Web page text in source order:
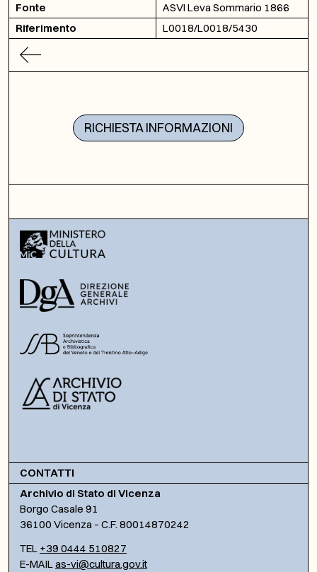
Fonte
ASVI Leva Sommario 1866
Riferimento
L0018/L0018/5430
RICHIESTA INFORMAZIONI
CONTATTI
Archivio di Stato di Vicenza
Borgo Casale 91
36100 Vicenza – C.F. 80014870242
TEL +39 0444 510827
E-MAILas-vi@cultura.gov.it